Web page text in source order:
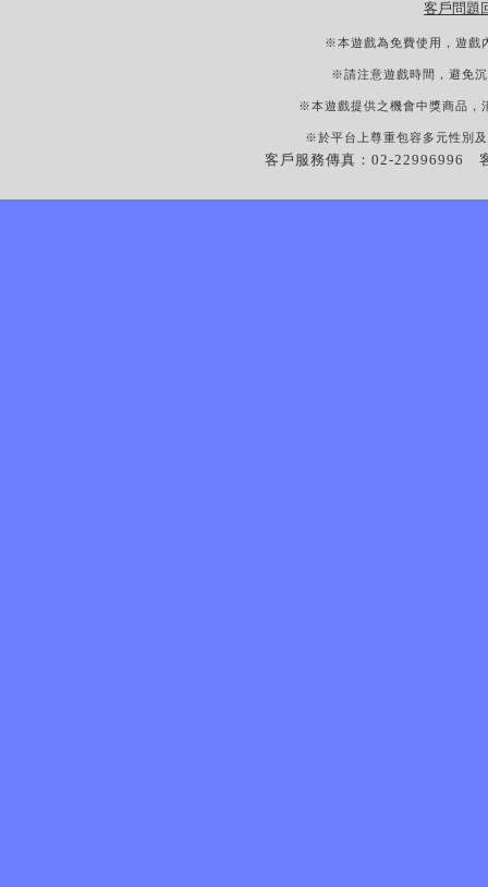
客戶問題
※本遊戲為免費使用，遊戲
※請注意遊戲時間，避免
※本遊戲提供之機會中獎商品，
※於平台上尊重包容多元性別
客戶服務傳真：02-22996996